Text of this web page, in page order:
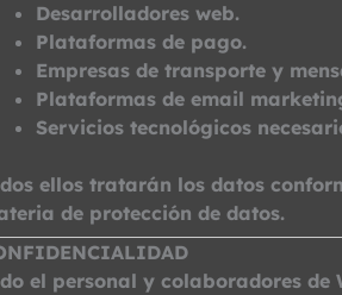
Desarrolladores web.
Plataformas de pago.
Empresas de transporte y
Plataformas de email
Servicios tecnológicos
ellos tratarán los datos
de protección de datos.
el personal y colaboradores de